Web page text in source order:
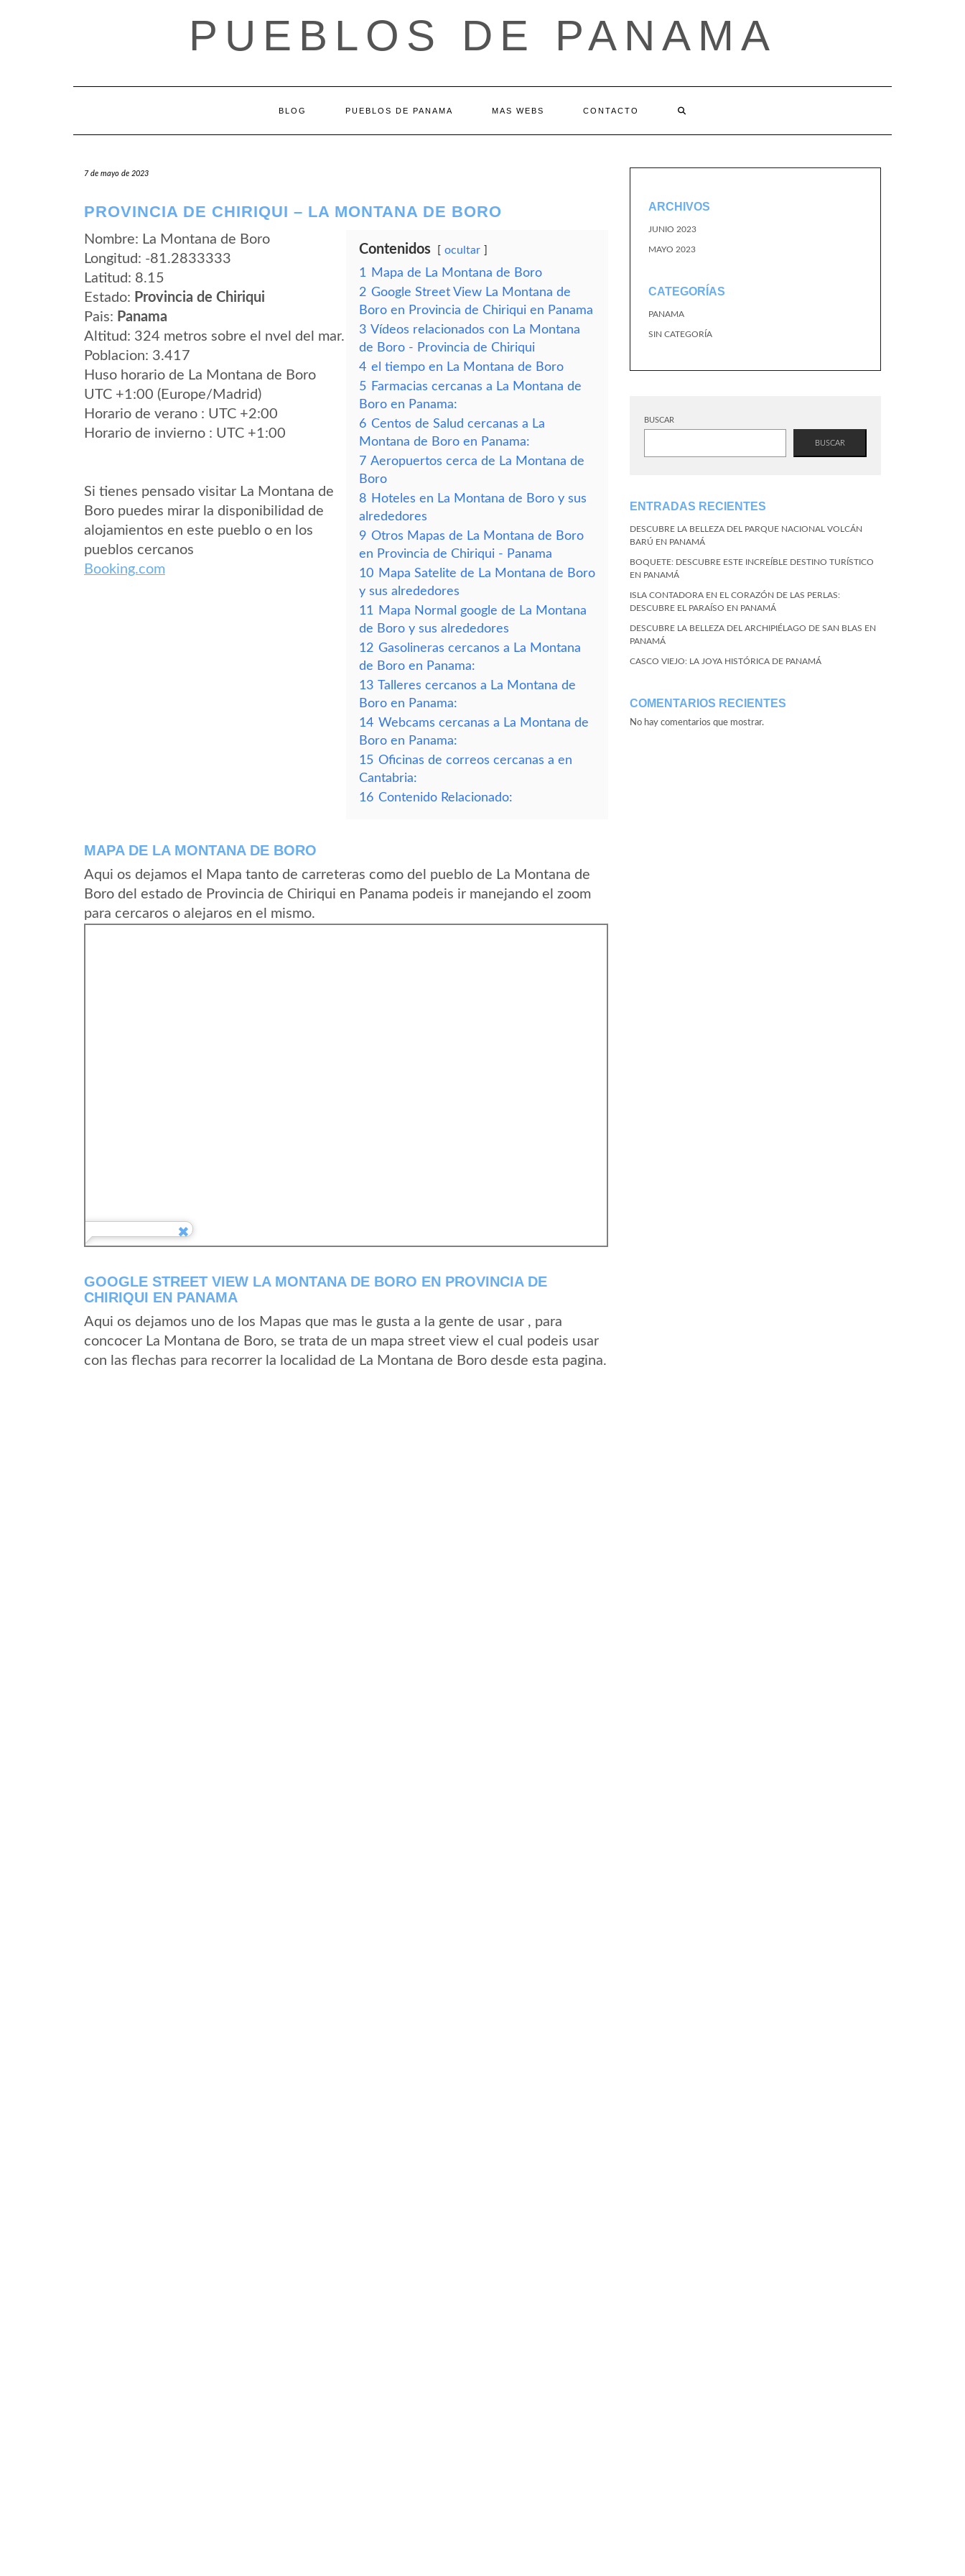
PUEBLOS DE PANAMA
BLOG PUEBLOS DE PANAMA MAS WEBS CONTACTO
7 de mayo de 2023
PROVINCIA DE CHIRIQUI – LA MONTANA DE BORO
Nombre: La Montana de Boro
Longitud: -81.2833333
Latitud: 8.15
Estado: Provincia de Chiriqui
Pais: Panama
Altitud: 324 metros sobre el nvel del mar.
Poblacion: 3.417
Huso horario de La Montana de Boro
UTC +1:00 (Europe/Madrid)
Horario de verano : UTC +2:00
Horario de invierno : UTC +1:00
Si tienes pensado visitar La Montana de
Boro puedes mirar la disponibilidad de
alojamientos en este pueblo o en los
pueblos cercanos
Booking.com
Contenidos ocultar
1
Mapa de La Montana de Boro
2 Google Street View La Montana de
Boro en Provincia de Chiriqui en Panama
3 Vídeos relacionados con La Montana
de Boro - Provincia de Chiriqui
4 el tiempo en La Montana de Boro
5 Farmacias cercanas a La Montana de
Boro en Panama:
6 Centos de Salud cercanas a La
Montana de Boro en Panama:
7 Aeropuertos cerca de La Montana de
Boro
8 Hoteles en La Montana de Boro y sus
alrededores
9 Otros Mapas de La Montana de Boro
en Provincia de Chiriqui - Panama
10 Mapa Satelite de La Montana de Boro
y sus alrededores
11
Mapa Normal google de La Montana
de Boro y sus alrededores
12 Gasolineras cercanos a La Montana
de Boro en Panama:
13 Talleres cercanos a La Montana de
Boro en Panama:
14 Webcams cercanas a La Montana de
Boro en Panama:
15 Oficinas de correos cercanas a en
Cantabria:
16 Contenido Relacionado:
MAPA DE LA MONTANA DE BORO
Aqui os dejamos el Mapa tanto de carreteras como del pueblo de La Montana de
Boro del estado de Provincia de Chiriqui en Panama podeis ir manejando el zoom
para cercaros o alejaros en el mismo.
GOOGLE STREET VIEW LA MONTANA DE BORO EN PROVINCIA DE
CHIRIQUI EN PANAMA
Aqui os dejamos uno de los Mapas que mas le gusta a la gente de usar , para
concocer La Montana de Boro, se trata de un mapa street view el cual podeis usar
con las flechas para recorrer la localidad de La Montana de Boro desde esta pagina.
ARCHIVOS
JUNIO 2023
MAYO 2023
CATEGORÍAS
PANAMA
SIN CATEGORÍA
BUSCAR
BUSCAR
ENTRADAS RECIENTES
DESCUBRE LA BELLEZA DEL PARQUE NACIONAL VOLCÁN
BARÚ EN PANAMÁ
BOQUETE: DESCUBRE ESTE INCREÍBLE DESTINO TURÍSTICO
EN PANAMÁ
ISLA CONTADORA EN EL CORAZÓN DE LAS PERLAS:
DESCUBRE EL PARAÍSO EN PANAMÁ
DESCUBRE LA BELLEZA DEL ARCHIPIÉLAGO DE SAN BLAS EN
PANAMÁ
CASCO VIEJO: LA JOYA HISTÓRICA DE PANAMÁ
COMENTARIOS RECIENTES
No hay comentarios que mostrar.